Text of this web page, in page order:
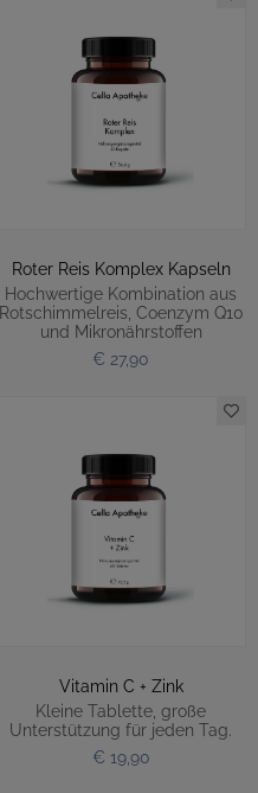
Roter Reis Komplex Kapseln
Hochwertige Kombination aus
Rotschimmelreis, Coenzym Q10
und Mikronährstoffen
€ 27,90
Vitamin C + Zink
Kleine Tablette, große
Unterstützung für jeden Tag.
€ 19,90